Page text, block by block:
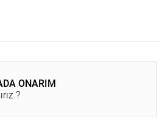
ONARIM
?